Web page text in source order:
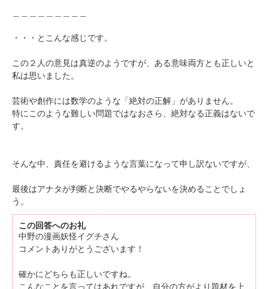
・・・とこんな感じです。
この２人の意見は真逆のようですが、ある意味両方とも正しいと
私は思いました。
芸術や創作には数学のような「絶対の正解」がありません。
特にこのような難しい問題ではなおさら、絶対なる正義はないで
す。
そんな中、責任を避けるような言葉になって申し訳ないですが、
最後はアナタが判断と決断でやるやらないを決めることでしょ
う。
この回答へのお礼
中野の漫画妖怪イグチさん
コメントありがとうございます！
確かにどちらも正しいですね。
こんなことを言ってはあれですが、自分の方がより題材を上